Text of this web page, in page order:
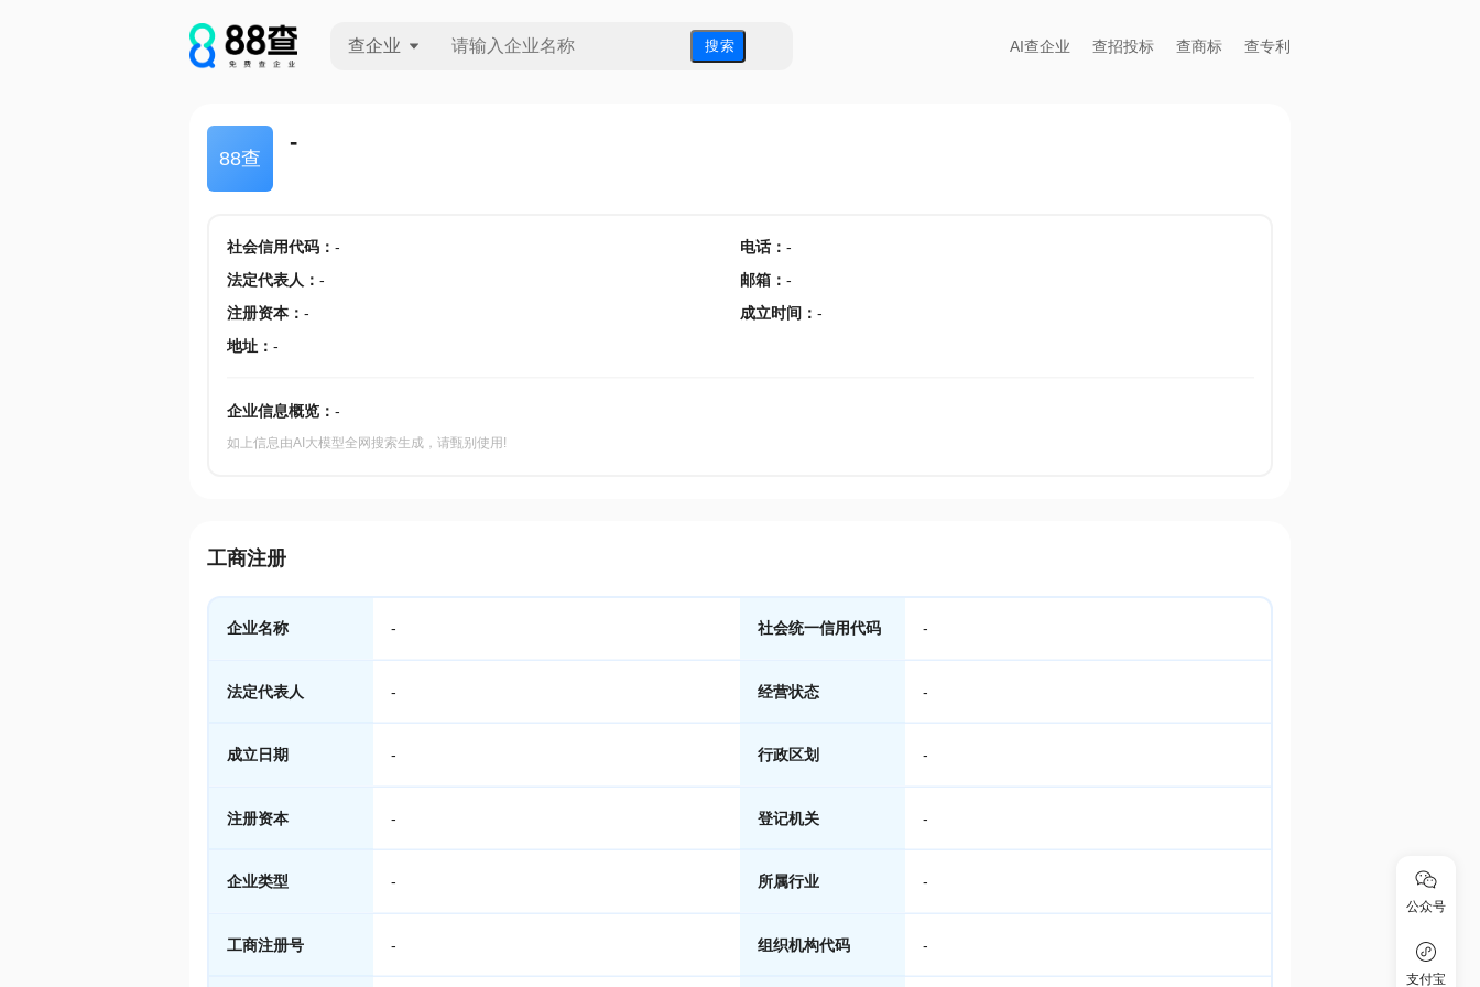
查企业 搜 索 AI查企业 查招投标 查商标 查专利
88查
-
社会信用代码： - 电话： -
法定代表人 ： - 邮箱 ： -
注册资本： - 成立时间 ： -
地址： -
企业信息概览： -
如上信息由AI大模型全网搜索生成，请甄别使用!
工商注册
企业名称 - 社会统一信用代码 -
法定代表人 - 经营状态 -
成立日期 - 行政区划 -
注册资本 - 登记机关 -
企业类型 - 所属行业 -
工商注册号 - 组织机构代码 -
公众号
支付宝